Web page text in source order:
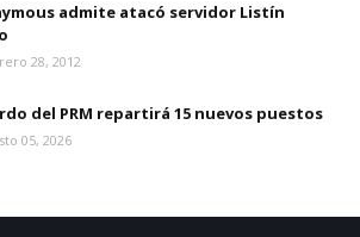
admite atacó servidor Listín
28, 2012
del PRM repartirá 15 nuevos puestos
05, 2026